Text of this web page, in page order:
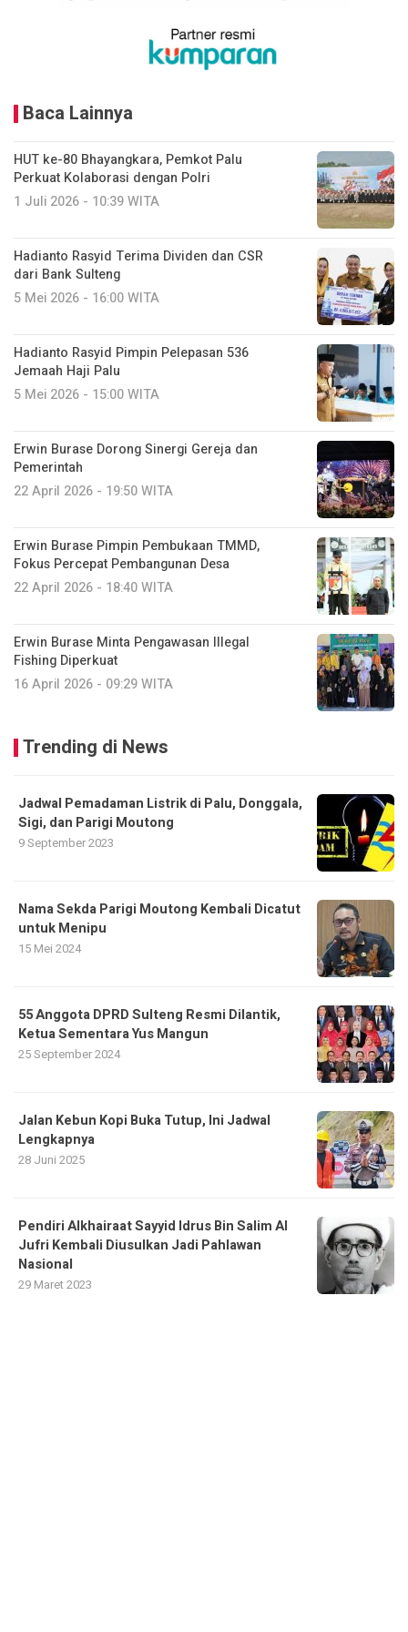
Baca Lainnya
HUT ke-80 Bhayangkara, Pemkot Palu
Perkuat Kolaborasi dengan Polri
1 Juli 2026 - 10:39 WITA
Hadianto Rasyid Terima Dividen dan CSR
dari Bank Sulteng
5 Mei 2026 - 16:00 WITA
Hadianto Rasyid Pimpin Pelepasan 536
Jemaah Haji Palu
5 Mei 2026 - 15:00 WITA
Erwin Burase Dorong Sinergi Gereja dan
Pemerintah
22 April 2026 - 19:50 WITA
Erwin Burase Pimpin Pembukaan TMMD,
Fokus Percepat Pembangunan Desa
22 April 2026 - 18:40 WITA
Erwin Burase Minta Pengawasan Illegal
Fishing Diperkuat
16 April 2026 - 09:29 WITA
Trending di News
Jadwal Pemadaman Listrik di Palu, Donggala,
Sigi, dan Parigi Moutong
9 September 2023
Nama Sekda Parigi Moutong Kembali Dicatut
untuk Menipu
15 Mei 2024
55 Anggota DPRD Sulteng Resmi Dilantik,
Ketua Sementara Yus Mangun
25 September 2024
Jalan Kebun Kopi Buka Tutup, Ini Jadwal
Lengkapnya
28 Juni 2025
Pendiri Alkhairaat Sayyid Idrus Bin Salim Al
Jufri Kembali Diusulkan Jadi Pahlawan
Nasional
29 Maret 2023